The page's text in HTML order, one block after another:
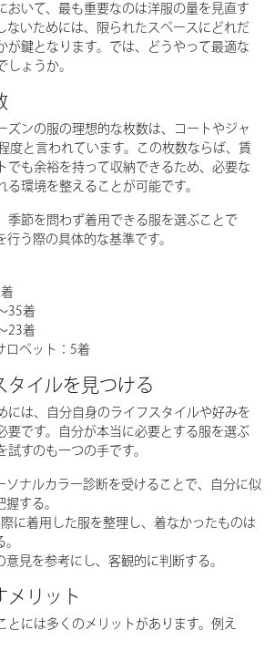
おいて、最も重要なのは洋服の量を見直す
ないためには、限られたスペースにどれだ
が鍵となります。では、どうやって最適な
しょうか。
ズンの服の理想的な枚数は、コートやジャ
度と言われています。この枚数ならば、賃
でも余裕を持って収納できるため、必要な
る環境を整えることが可能です。
季節を問わず着用できる服を選ぶこと で
行う際の具体的な基準です。
35着
23着
ロペット：5着
タイルを見つける
には、自分自身のライフスタイルや好みを
要です。自分が本当に必要とする服を選ぶ
試すのも一つの手です。
ソナルカラー診断を受ける ことで、自分に似
する。
に着用した服を整理 し、着なかったものは
意見を参考にし 、客観的に判断する。
メリット
とには多くのメリットがあります。例え